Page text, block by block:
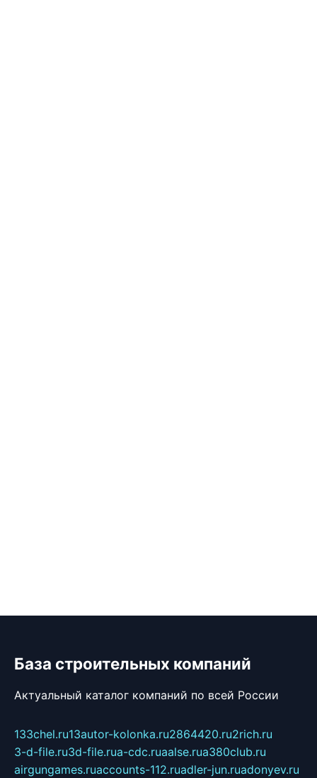
База строительных компаний
Актуальный каталог компаний по всей России
133chel.ru13autor-kolonka.ru2864420.ru2rich.ru
3-d-file.ru3d-file.rua-cdc.ruaalse.rua380club.ru
airgungames.ruaccounts-112.ruadler-jun.ruadonyev.ru